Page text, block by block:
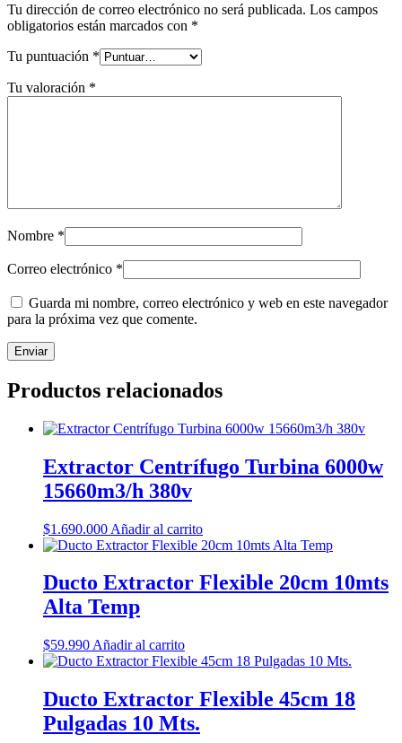
Tu dirección de correo electrónico no será publicada. Los campos
obligatorios están marcados con *
Tu puntuación *
Tu valoración *
Nombre *
Correo electrónico *
Guarda mi nombre, correo electrónico y web en este navegador
para la próxima vez que comente.
Productos relacionados
Extractor Centrífugo Turbina 6000w
15660m3/h 380v
$1.690.000 Añadir al carrito
Ducto Extractor Flexible 20cm 10mts
Alta Temp
$59.990 Añadir al carrito
Ducto Extractor Flexible 45cm 18
Pulgadas 10 Mts.